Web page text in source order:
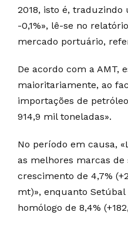
2018, isto é,
-0,1%», lê-se no
mercado portuário,
De acordo com a AMT,
maioritariamente, ao
importações de
914,9 mil toneladas».
No período em causa,
as melhores marcas de
crescimento de 4,7%
mt)», enquanto
homólogo de 8,4%